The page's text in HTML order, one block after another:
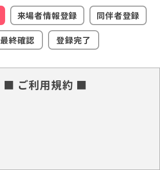
来場者情報登録
同伴者登録
最終確認
登録完了
■ ご利用規約 ■